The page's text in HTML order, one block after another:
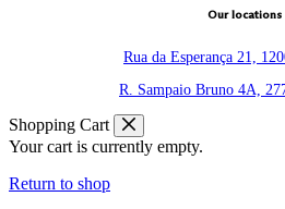
Our locations
Rua da Esperança 21,
R. Sampaio Bruno 4A,
Shopping Cart
Your cart is currently empty.
Return to shop